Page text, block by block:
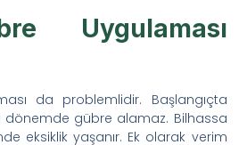
Uygulaması
da problemlidir. Başlangıçta
gübre alamaz. Bilhassa
eksiklik yaşanır. Ek olarak verim